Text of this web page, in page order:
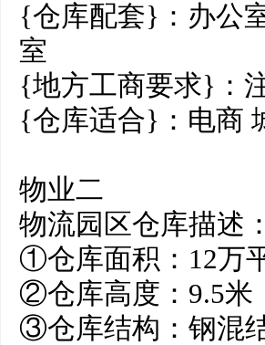
{仓库配套}：办公
室
{地方工商要求}：
{仓库适合}：电商
物业二
物流园区仓库描述
①仓库面积：12万
②仓库高度：9.5米
③仓库结构：钢混